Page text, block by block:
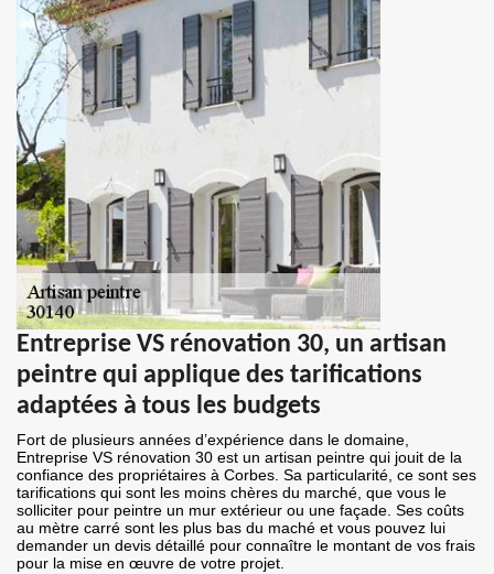
Entreprise VS rénovation 30, un artisan
peintre qui applique des tarifications
adaptées à tous les budgets
Fort de plusieurs années d’expérience dans le domaine,
Entreprise VS rénovation 30 est un artisan peintre qui jouit de la
confiance des propriétaires à Corbes. Sa particularité, ce sont ses
tarifications qui sont les moins chères du marché, que vous le
solliciter pour peintre un mur extérieur ou une façade. Ses coûts
au mètre carré sont les plus bas du maché et vous pouvez lui
demander un devis détaillé pour connaître le montant de vos frais
pour la mise en œuvre de votre projet.